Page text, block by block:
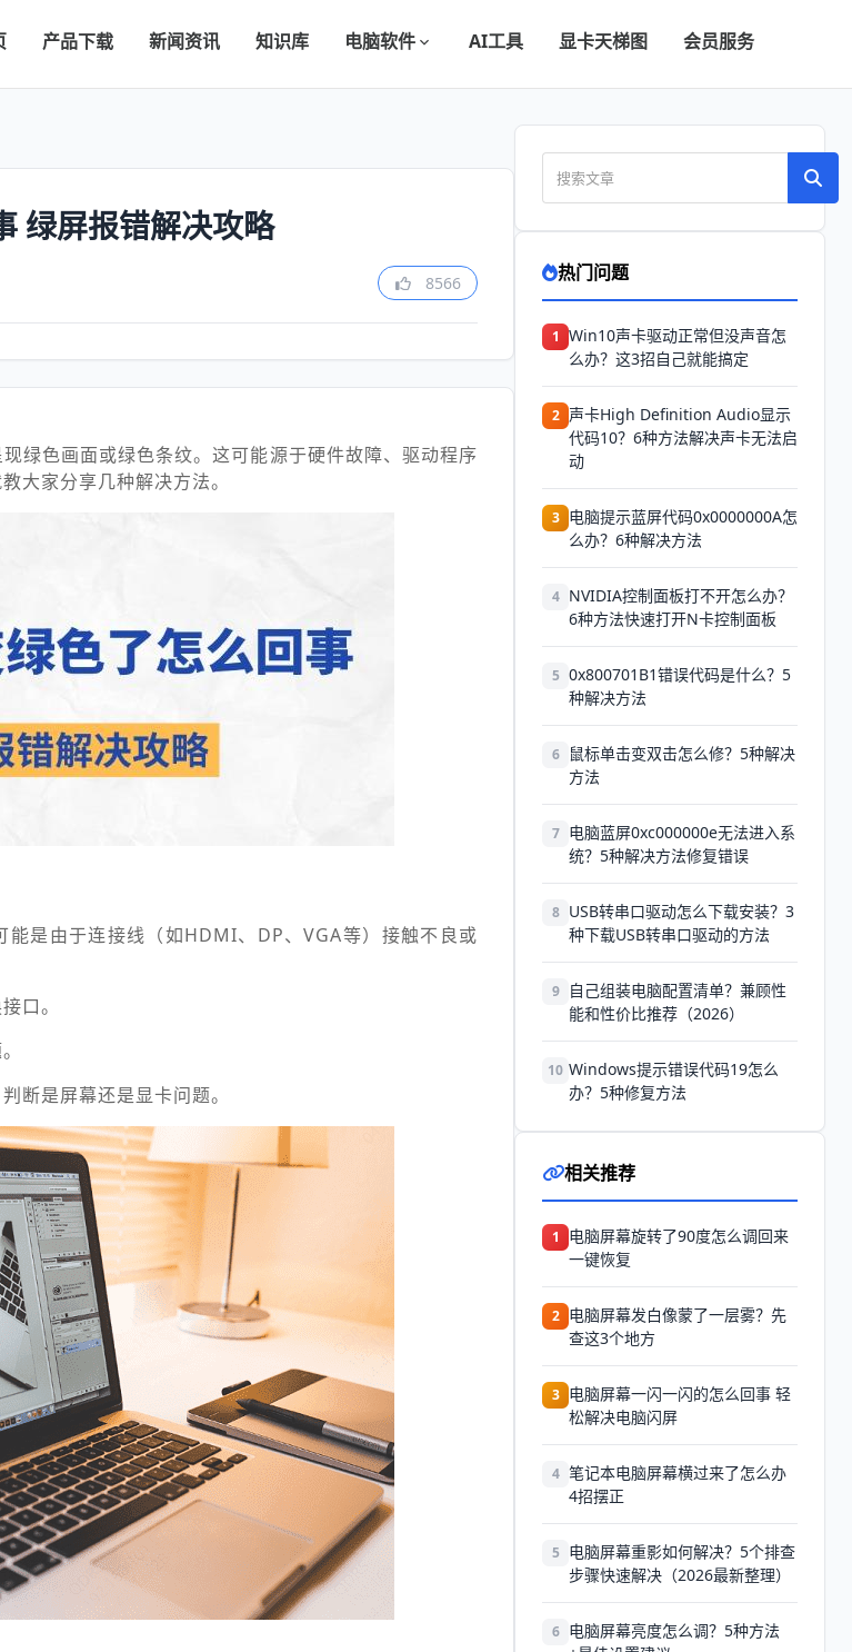
产品下载 新闻资讯 知识库 电脑软件 AI工具 显卡天梯图 会员服务
绿屏报错解决攻略
8566
绿色画面或绿色条纹。这可能源于硬件故障、驱动程序
大家分享几种解决方法。
是由于连接线（如HDMI、DP、VGA等）接触不良或
口。
断是屏幕还是显卡问题。
热门问题
1 Win10声卡驱动正常但没声音怎
么办？这3招自己就能搞定
2 声卡High Definition Audio显示
代码10？6种方法解决声卡无法启
动
3 电脑提示蓝屏代码0x0000000A怎
么办？6种解决方法
4 NVIDIA控制面板打不开怎么办？
6种方法快速打开N卡控制面板
5 0x800701B1错误代码是什么？5
种解决方法
6
鼠标单击变双击怎么修？5种解决
方法
7 电脑蓝屏0xc000000e无法进入系
统？5种解决方法修复错误
8 USB转串口驱动怎么下载安装？3
种下载USB转串口驱动的方法
9
自己组装电脑配置清单？兼顾性
能和性价比推荐（2026）
10 Windows提示错误代码19怎么
办？5种修复方法
相关推荐
1
电脑屏幕旋转了90度怎么调回来
一键恢复
2 电脑屏幕发白像蒙了一层雾？先
查这3个地方
3 电脑屏幕一闪一闪的怎么回事 轻
松解决电脑闪屏
4 笔记本电脑屏幕横过来了怎么办
4招摆正
5 电脑屏幕重影如何解决？5个排查
步骤快速解决（2026最新整理）
6 电脑屏幕亮度怎么调？5种方法